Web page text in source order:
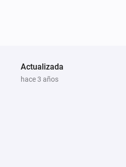
Actualizada
hace 3 años